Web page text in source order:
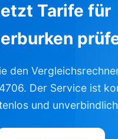
Tarife für
den
Der Service ist
und